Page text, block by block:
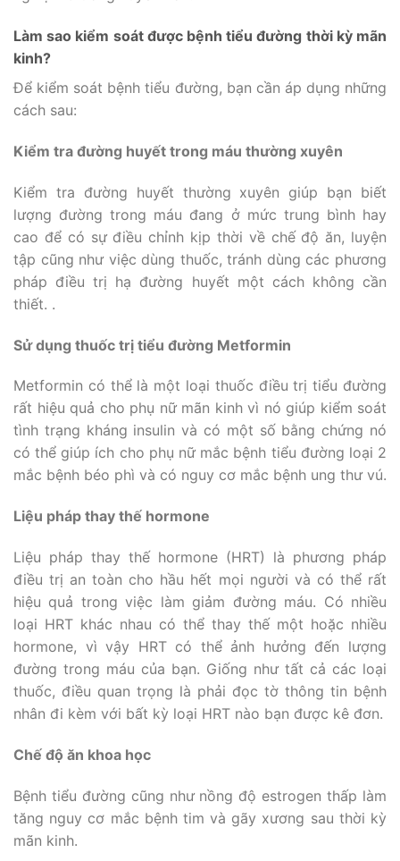
Làm sao kiểm soát được bệnh tiểu đường thời kỳ mãn
kinh?
Để kiểm soát bệnh tiểu đường, bạn cần áp dụng những
cách sau:
Kiểm tra đường huyết trong máu thường xuyên
Kiểm tra đường huyết thường xuyên giúp bạn biết
lượng đường trong máu đang ở mức trung bình hay
cao để có sự điều chỉnh kịp thời về chế độ ăn, luyện
tập cũng như việc dùng thuốc, tránh dùng các phương
pháp điều trị hạ đường huyết một cách không cần
thiết. .
Sử dụng thuốc trị tiểu đường Metformin
Metformin có thể là một loại thuốc điều trị tiểu đường
rất hiệu quả cho phụ nữ mãn kinh vì nó giúp kiểm soát
tình trạng kháng insulin và có một số bằng chứng nó
có thể giúp ích cho phụ nữ mắc bệnh tiểu đường loại 2
mắc bệnh béo phì và có nguy cơ mắc bệnh ung thư vú.
Liệu pháp thay thế hormone
Liệu pháp thay thế hormone (HRT) là phương pháp
điều trị an toàn cho hầu hết mọi người và có thể rất
hiệu quả trong việc làm giảm đường máu. Có nhiều
loại HRT khác nhau có thể thay thế một hoặc nhiều
hormone, vì vậy HRT có thể ảnh hưởng đến lượng
đường trong máu của bạn. Giống như tất cả các loại
thuốc, điều quan trọng là phải đọc tờ thông tin bệnh
nhân đi kèm với bất kỳ loại HRT nào bạn được kê đơn.
Chế độ ăn khoa học
Bệnh tiểu đường cũng như nồng độ estrogen thấp làm
tăng nguy cơ mắc bệnh tim và gãy xương sau thời kỳ
mãn kinh.